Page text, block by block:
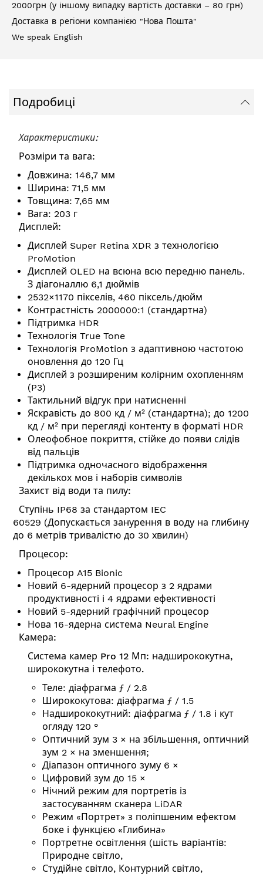
2000грн (у іншому випадку вартість доставки – 80 грн)
Доставка в регіони компанією "Нова Пошта"
We speak English
Подробиці
Характеристики:
Розміри та вага:
Довжина: 146,7 мм
Ширина: 71,5 мм
Товщина: 7,65 мм
Вага: 203 г
Дисплей:
Дисплей Super Retina XDR з технологією
ProMotion
Дисплей OLED на всюна всю передню панель.
З діагоналлю 6,1 дюймів
2532×1170 пікселів, 460 піксель/дюйм
Контрастність 2000000:1 (стандартна)
Підтримка HDR
Технологія True Tone
Технологія ProMotion з адаптивною частотою
оновлення до 120 Гц
Дисплей з розширеним колірним охопленням
(P3)
Тактильний відгук при натисненні
Яскравість до 800 кд / м² (стандартна); до 1200
кд / м² при перегляді контенту в форматі HDR
Олеофобное покриття, стійке до появи слідів
від пальців
Підтримка одночасного відображення
декількох мов і наборів символів
Захист від води та пилу:
Ступінь IP68 за стандартом IEC
60529 (Допускається занурення в воду на глибину
до 6 метрів тривалістю до 30 хвилин)
Процесор:
Процесор A15 Bionic
Новий 6-ядерний процесор з 2 ядрами
продуктивності і 4 ядрами ефективності
Новий 5-ядерний графічний процесор
Нова 16-ядерна система Neural Engine
Камера:
Система камер Pro 12 Мп: надширококутна,
ширококутна і телефото.
Теле: діафрагма ƒ / 2.8
Ширококутова: діафрагма ƒ / 1.5
Надширококутний: діафрагма ƒ / 1.8 і кут
огляду 120 °
Оптичний зум 3 × на збільшення, оптичний
зум 2 × на зменшення;
Діапазон оптичного зуму 6 ×
Цифровий зум до 15 ×
Нічний режим для портретів із
застосуванням сканера LiDAR
Режим «Портрет» з поліпшеним ефектом
боке і функцією «Глибина»
Портретне освітлення (шість варіантів:
Природне світло,
Студійне світло, Контурний світло,